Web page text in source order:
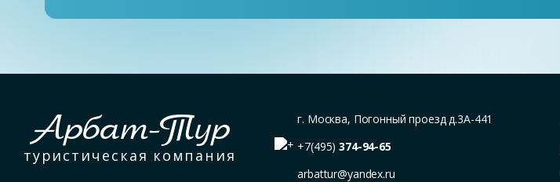
Арбат-Тур
туристическая компания
г. Москва, Погонный проезд д.3А-441
+7(495)374-94-65
arbattur@yandex.ru